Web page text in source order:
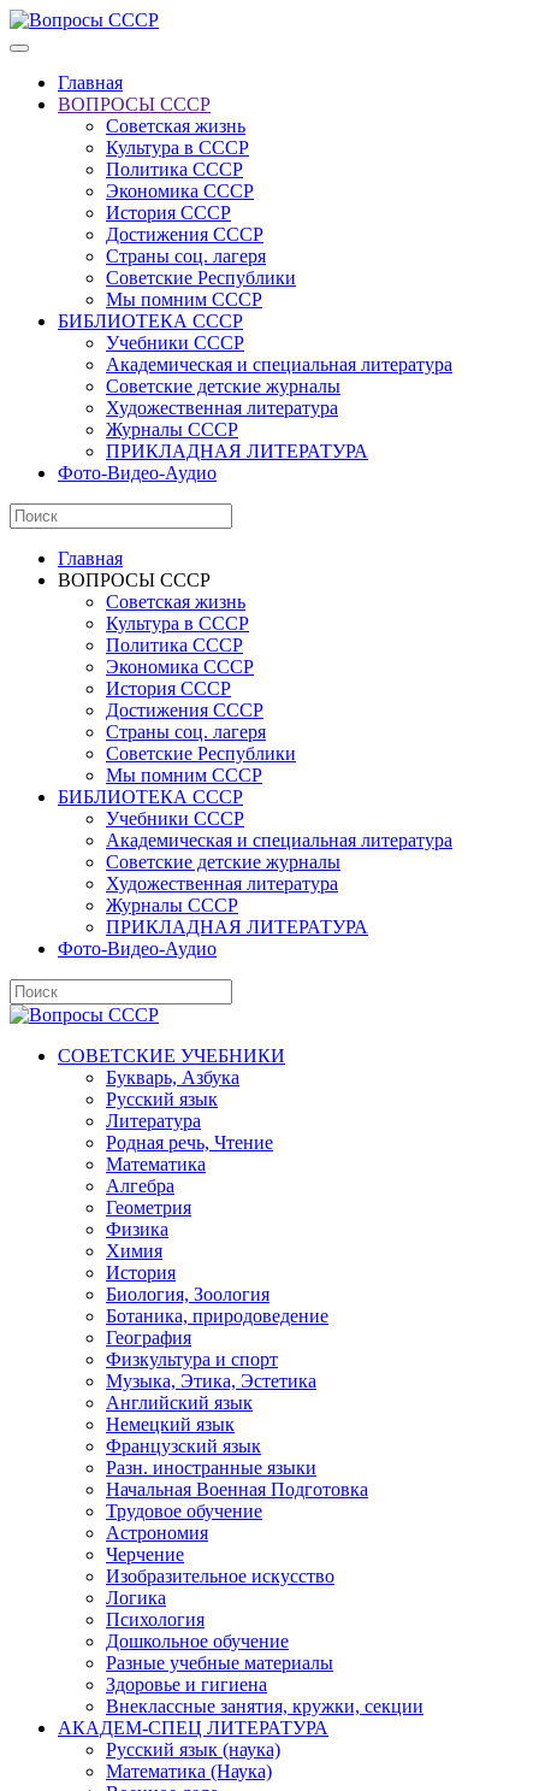
Главная
ВОПРОСЫ СССР
Советская жизнь
Культура в СССР
Политика СССР
Экономика СССР
История СССР
Достижения СССР
Страны соц. лагеря
Советские Республики
Мы помним СССР
БИБЛИОТЕКА СССР
Учебники СССР
Академическая и специальная литература
Советские детские журналы
Художественная литература
Журналы СССР
ПРИКЛАДНАЯ ЛИТЕРАТУРА
Фото-Видео-Аудио
Главная
ВОПРОСЫ СССР
Советская жизнь
Культура в СССР
Политика СССР
Экономика СССР
История СССР
Достижения СССР
Страны соц. лагеря
Советские Республики
Мы помним СССР
БИБЛИОТЕКА СССР
Учебники СССР
Академическая и специальная литература
Советские детские журналы
Художественная литература
Журналы СССР
ПРИКЛАДНАЯ ЛИТЕРАТУРА
Фото-Видео-Аудио
СОВЕТСКИЕ УЧЕБНИКИ
Букварь, Азбука
Русский язык
Литература
Родная речь, Чтение
Математика
Алгебра
Геометрия
Физика
Химия
История
Биология, Зоология
Ботаника, природоведение
География
Физкультура и спорт
Музыка, Этика, Эстетика
Английский язык
Немецкий язык
Французский язык
Разн. иностранные языки
Начальная Военная Подготовка
Трудовое обучение
Астрономия
Черчение
Изобразительное искусство
Логика
Психология
Дошкольное обучение
Разные учебные материалы
Здоровье и гигиена
Внеклассные занятия, кружки, секции
АКАДЕМ-СПЕЦ ЛИТЕРАТУРА
Русский язык (наука)
Математика (Наука)